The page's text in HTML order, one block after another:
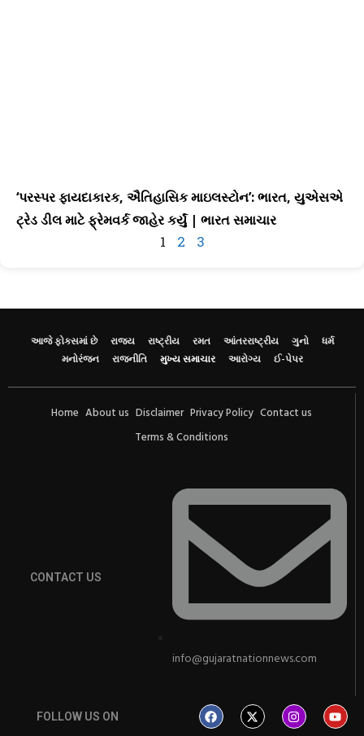
‘પરસ્પર ફાયદાકારક, ઐતિહાસિક માઇલસ્ટોન’: ભારત, યુએસએ
ટ્રેડ ડીલ માટે ફ્રેમવર્ક જાહેર કર્યું | ભારત સમાચાર
1 2 3
આજે ફોકસમાં છે રાજ્ય રાષ્ટ્રીય રમત આંતરરાષ્ટ્રીય ગુનો
ધર્મ
મનોરંજન
રાજનીતિ મુખ્ય સમાચાર આરોગ્ય ઈ-પેપર
Home About us Disclaimer Privacy Policy Contact us
Terms & Conditions
CONTACT US
info@gujaratnationnews.com
FOLLOW US ON